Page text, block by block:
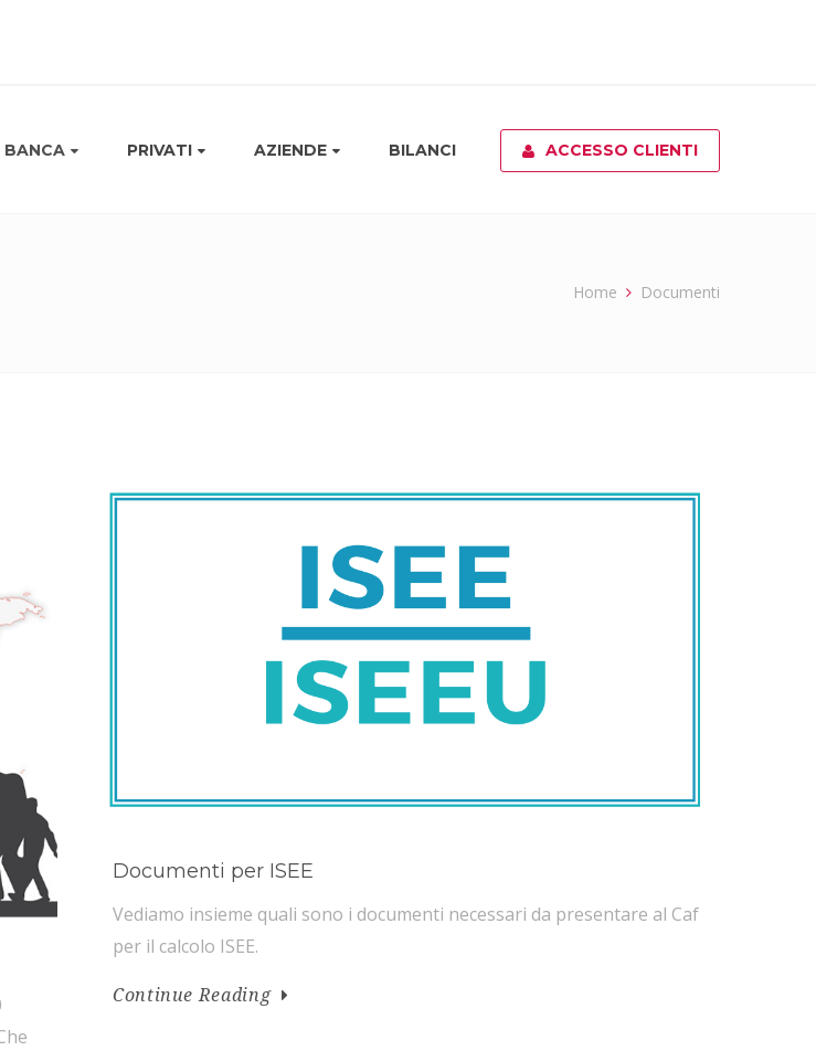
BANCA PRIVATI AZIENDE BILANCI ACCESSO CLIENTI
Home Documenti
Documenti per ISEE
Vediamo insieme quali sono i documenti necessari da presentare al Caf
per il calcolo ISEE.
Continue Reading